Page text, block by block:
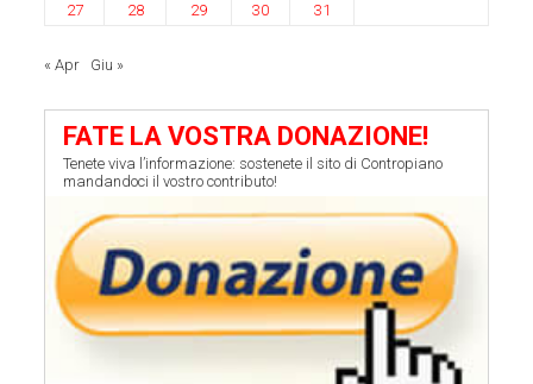
27
28 29 30 31
« Apr Giu »
FATE LA VOSTRA DONAZIONE!
Tenete viva l’informazione: sostenete il sito di Contropiano
mandandoci il vostro contributo!